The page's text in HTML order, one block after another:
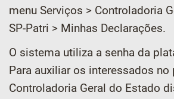
menu Serviços > Controladoria
SP-Patri > Minhas Declarações.
O sistema utiliza a senha da
Para auxiliar os interessados
Controladoria Geral do Estado